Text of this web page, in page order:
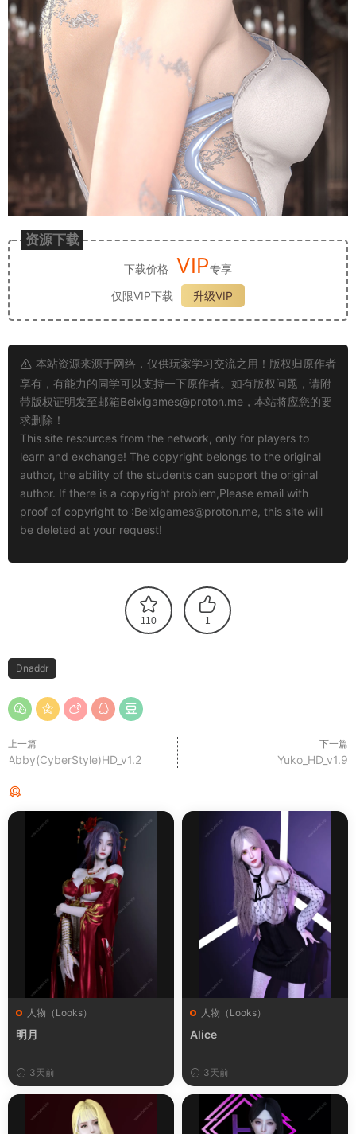
资源下载
下载价格 VIP专享
仅限VIP下载
升级VIP
本站资源来源于网络，仅供玩家学习交流之用！版权归原作者
享有，有能力的同学可以支持一下原作者。如有版权问题，请附
带版权证明发至邮箱Beixigames@proton.me ，本站将应您的要
求删除！
This site resources from the network, only for players to
learn and exchange! The copyright belongs to the original
author, the ability of the students can support the original
author. If there is a copyright problem,Please email with
proof of copyright to :Beixigames@proton.me, this site will
be deleted at your request!
110 1
Dnaddr
上一篇
Abby(CyberStyle)HD_v1.2
下一篇
Yuko_HD_v1.9
人物（Looks）
明月
3天前
人物（Looks）
Alice
3天前